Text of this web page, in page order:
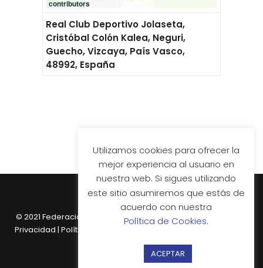
contributors
Real Club Deportivo Jolaseta,
Cristóbal Colón Kalea, Neguri,
Guecho, Vizcaya, País Vasco,
48992, España
© 2021 Federación Vasca de Hockey.Aviso Legal|
Privacidad | Política de Cookies
Comunicación.
Utilizamos cookies para ofrecer la
mejor experiencia al usuario en
nuestra web. Si sigues utilizando
este sitio asumiremos que estás de
acuerdo con nuestra
Política de Cookies.
ACEPTAR